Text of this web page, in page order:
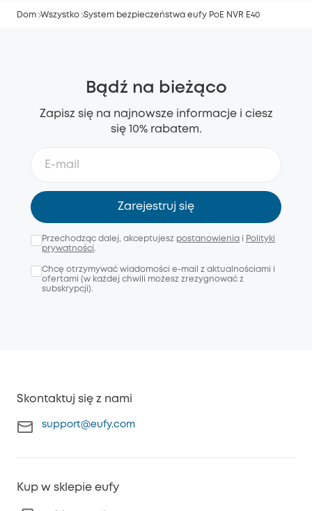
Dom Wszystko System bezpieczeństwa eufy PoE NVR E40
Bądź na bieżąco
Zapisz się na najnowsze informacje i ciesz
się 10% rabatem.
Zarejestruj się
Przechodząc dalej, akceptujesz postanowienia
Polityki
prywatności .
Chcę otrzymywać wiadomości e-mail z aktualnościami i
ofertami (w każdej chwili możesz zrezygnować z
subskrypcji).
Skontaktuj się z nami
support@eufy.com
Kup w sklepie eufy